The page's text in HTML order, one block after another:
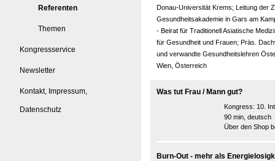
Referenten
Themen
Kongressservice
Newsletter
Kontakt, Impressum,
Datenschutz
Donau-Universität Krems; Leitung der
Gesundheitsakademie in Gars am
- Beirat für Traditionell Asiatische
für Gesundheit und Frauen; Präs.
und verwandte Gesundheitslehren
Wien, Österreich
Was tut Frau / Mann gut?
Kongress: 10.
90 min, deutsch
Über den Shop
Burn-Out - mehr als